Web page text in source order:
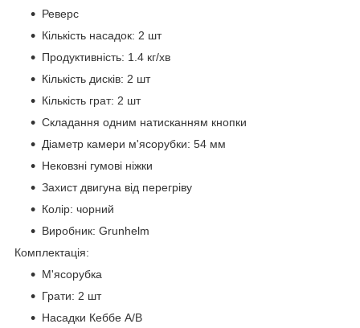
Реверс
Кількість насадок: 2 шт
Продуктивність: 1.4 кг/хв
Кількість дисків: 2 шт
Кількість грат: 2 шт
Складання одним натисканням кнопки
Діаметр камери м'ясорубки: 54 мм
Нековзні гумові ніжки
Захист двигуна від перегріву
Колір: чорний
Виробник: Grunhelm
Комплектація:
М'ясорубка
Грати: 2 шт
Насадки Кеббе А/В